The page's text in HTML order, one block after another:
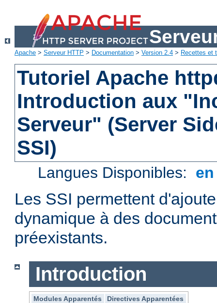
Apache > Serveur HTTP > Documentation > Version 2.4 > Recettes et
Tutoriel Apache
Introduction aux
Serveur" (Server
SSI)
Langues Disponibles:
Les SSI permettent
dynamique à des
préexistants.
Introduction
Modules Apparentés
Directives Apparentées